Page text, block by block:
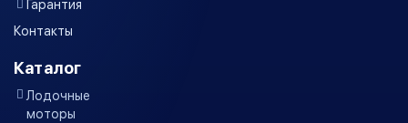
Гарантия
Контакты
Каталог
Лодочные
моторы